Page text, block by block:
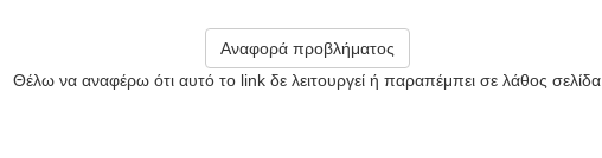
Αναφορά προβλήματος
Θέλω να αναφέρω ότι αυτό το link δε λειτουργεί ή παραπέμπει σε λάθος σελίδα